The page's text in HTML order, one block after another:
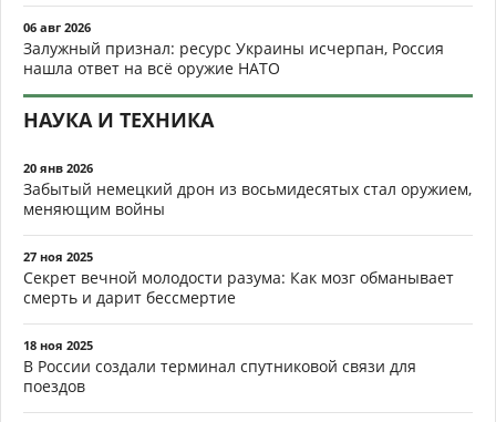
06 авг 2026
Залужный признал: ресурс Украины исчерпан, Россия
нашла ответ на всё оружие НАТО
НАУКА И ТЕХНИКА
20 янв 2026
Забытый немецкий дрон из восьмидесятых стал оружием,
меняющим войны
27 ноя 2025
Секрет вечной молодости разума: Как мозг обманывает
смерть и дарит бессмертие
18 ноя 2025
В России создали терминал спутниковой связи для
поездов